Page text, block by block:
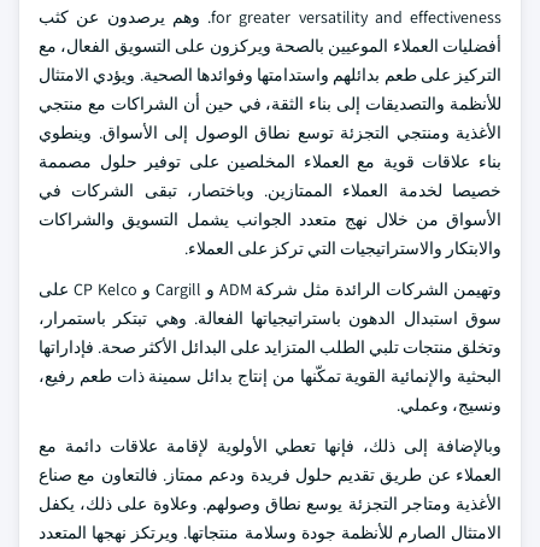
for greater versatility and effectiveness. وهم يرصدون عن كثب
أفضليات العملاء الموعيين بالصحة ويركزون على التسويق الفعال، مع
التركيز على طعم بدائلهم واستدامتها وفوائدها الصحية. ويؤدي الامتثال
للأنظمة والتصديقات إلى بناء الثقة، في حين أن الشراكات مع منتجي
الأغذية ومنتجي التجزئة توسع نطاق الوصول إلى الأسواق. وينطوي
بناء علاقات قوية مع العملاء المخلصين على توفير حلول مصممة
خصيصا لخدمة العملاء الممتازين. وباختصار، تبقى الشركات في
الأسواق من خلال نهج متعدد الجوانب يشمل التسويق والشراكات
والابتكار والاستراتيجيات التي تركز على العملاء.
وتهيمن الشركات الرائدة مثل شركة ADM و Cargill و CP Kelco على
سوق استبدال الدهون باستراتيجياتها الفعالة. وهي تبتكر باستمرار،
وتخلق منتجات تلبي الطلب المتزايد على البدائل الأكثر صحة. فإداراتها
البحثية والإنمائية القوية تمكّنها من إنتاج بدائل سمينة ذات طعم رفيع،
ونسيج، وعملي.
وبالإضافة إلى ذلك، فإنها تعطي الأولوية لإقامة علاقات دائمة مع
العملاء عن طريق تقديم حلول فريدة ودعم ممتاز. فالتعاون مع صناع
الأغذية ومتاجر التجزئة يوسع نطاق وصولهم. وعلاوة على ذلك، يكفل
الامتثال الصارم للأنظمة جودة وسلامة منتجاتها. ويرتكز نهجها المتعدد